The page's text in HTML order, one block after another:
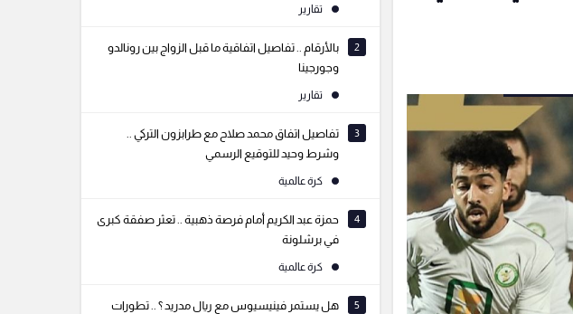
تقارير
2
بالأرقام .. تفاصيل اتفاقية ما قبل الزواج بين رونالدو
وجورجينا
تقارير
3
تفاصيل اتفاق محمد صلاح مع طرابزون التركي ..
وشرط وحيد للتوقيع الرسمي
كرة عالمية
4
حمزة عبد الكريم أمام فرصة ذهبية .. تعثر صفقة كبرى
في برشلونة
كرة عالمية
5
هل يستمر فينيسيوس مع ريال مدريد ؟ .. تطورات